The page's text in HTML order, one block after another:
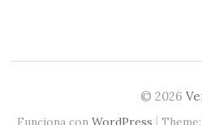
© 2026
Funciona con WordPress | Theme: